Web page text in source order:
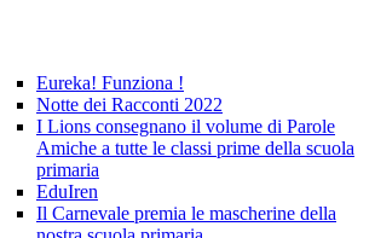
Eureka! Funziona !
Notte dei Racconti 2022
I Lions consegnano il volume di Parole
Amiche a tutte le classi prime della scuola
primaria
EduIren
Il Carnevale premia le mascherine della